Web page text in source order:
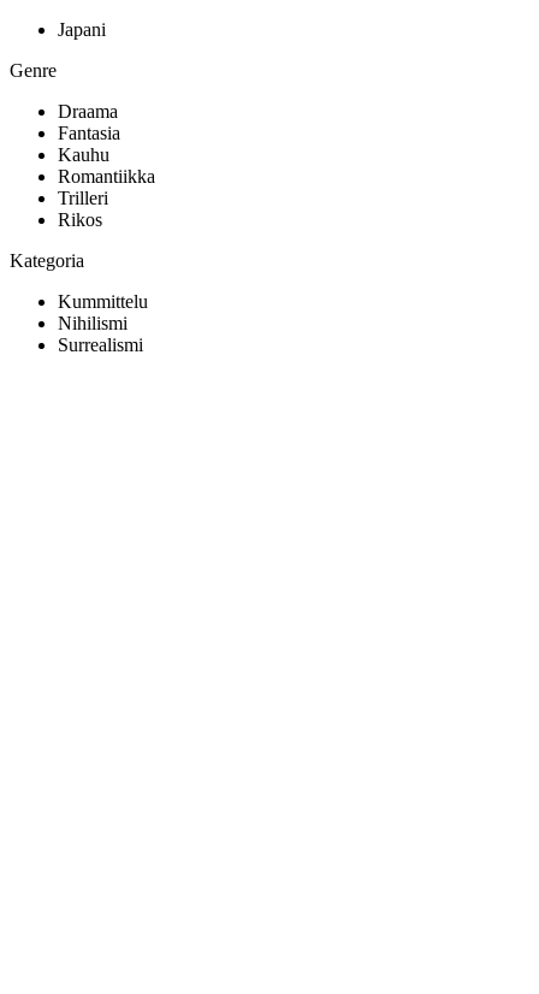
Japani
Genre
Draama
Fantasia
Kauhu
Romantiikka
Trilleri
Rikos
Kategoria
Kummittelu
Nihilismi
Surrealismi